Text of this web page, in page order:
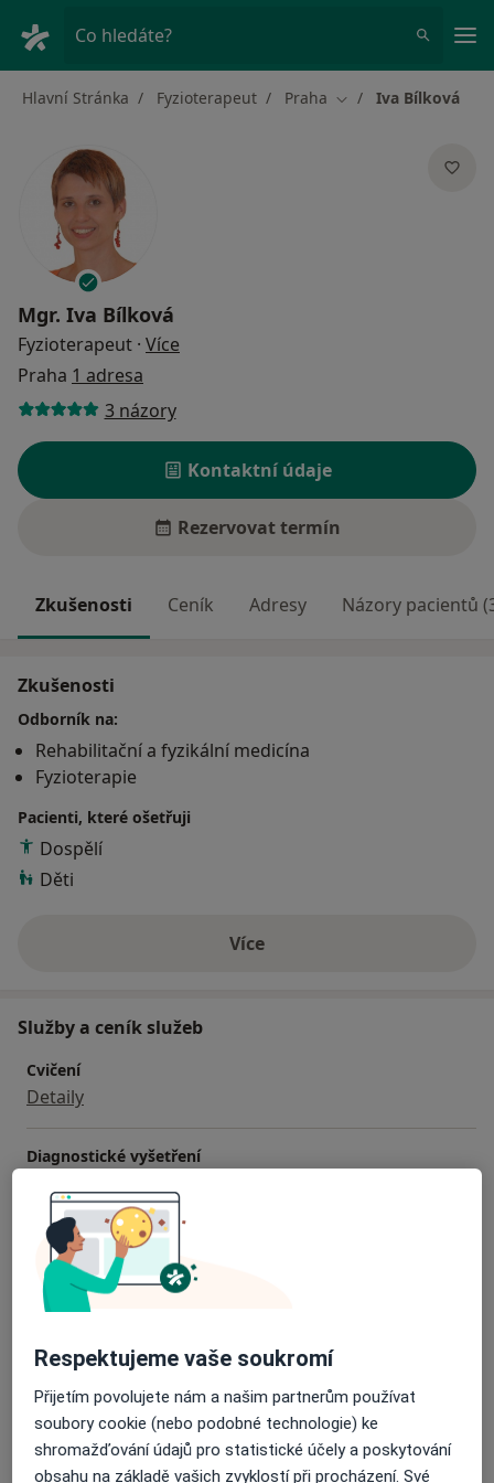
Co hledáte?
Hlavní Stránka Fyzioterapeut Praha Změna města
Iva Bílková
Mgr. Iva Bílková
Fyzioterapeut · Více
Praha 1 adresa
3 názory
Kontaktní údaje
Rezervovat termín
Zkušenosti Ceník Adresy Názory pacientů
Zkušenosti
Odborník na:
Rehabilitační a fyzikální medicína
Fyzioterapie
Pacienti, které ošetřuji
Dospělí
Děti
Víceo zkušenostech
Služby a ceník služeb
Cvičení
Detaily
Diagnostické vyšetření
Fyzioterapeutická konzultace
Detaily
Detaily
Konzultace online
Detaily
Respektujeme vaše soukromí
Přijetím povolujete nám a našim partnerům používat
soubory cookie (nebo podobné technologie) ke
shromažďování údajů pro statistické účely a poskytování
obsahu na základě vašich zvyklostí při procházení. Své